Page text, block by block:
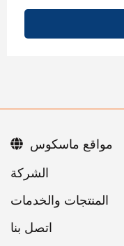
اتصل بنا
مواقع ماسكوس